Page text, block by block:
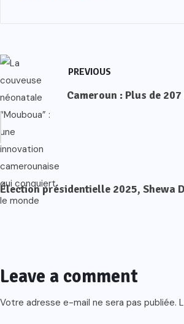
PREVIOUS
Cameroun : Plus de
Élection présidentielle 2025, Shewa
Leave a comment
Votre adresse e-mail ne sera pas publiée.